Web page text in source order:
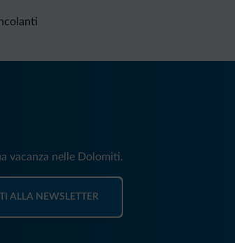
vacanza nelle Dolomiti.
ALLA NEWSLETTER